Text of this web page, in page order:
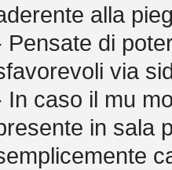
alla
Pensate di
via
In caso il mu
in sala